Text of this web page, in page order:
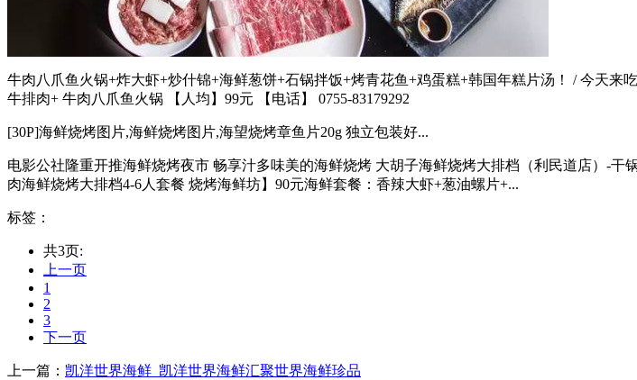
牛肉八爪鱼火锅+炸大虾+炒什锦+海鲜葱饼+石锅拌饭+烤青花鱼+鸡蛋糕+韩国年糕片汤！ / 今天
牛排肉+ 牛肉八爪鱼火锅 【人均】99元 【电话】 0755-83179292
[30P]海鲜烧烤图片,海鲜烧烤图片,海望烧烤章鱼片20g 独立包装好...
电影公社隆重开推海鲜烧烤夜市 畅享汁多味美的海鲜烧烤 大胡子海鲜烧烤大排档（利民道店）-
肉海鲜烧烤大排档4-6人套餐 烧烤海鲜坊】90元海鲜套餐：香辣大虾+葱油螺片+...
标签：
共3页:
上一页
1
2
3
下一页
上一篇： 凯洋世界海鲜_凯洋世界海鲜汇聚世界海鲜珍品